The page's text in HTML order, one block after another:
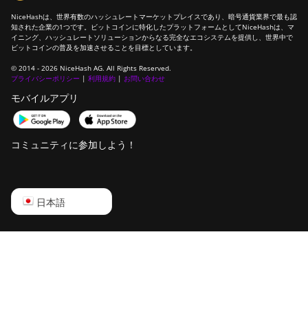
NiceHashは、世界有数のハッシュレートマーケットプレイスであり、暗号通貨業界で最も認
知された企業の1つです。ビットコインに特化したプラットフォームとしてNiceHashは、マ
イニング、ハッシュレートソリューションからなる完全なエコシステムを提供し、世界中で
ビットコインの普及を加速させることを目標としています。
© 2014 - 2026 NiceHash AG. All Rights Reserved.
プライバシーポリシー | 利用規約 | お問い合わせ
モバイルアプリ
コミュニティに参加しよう！
日本語
English